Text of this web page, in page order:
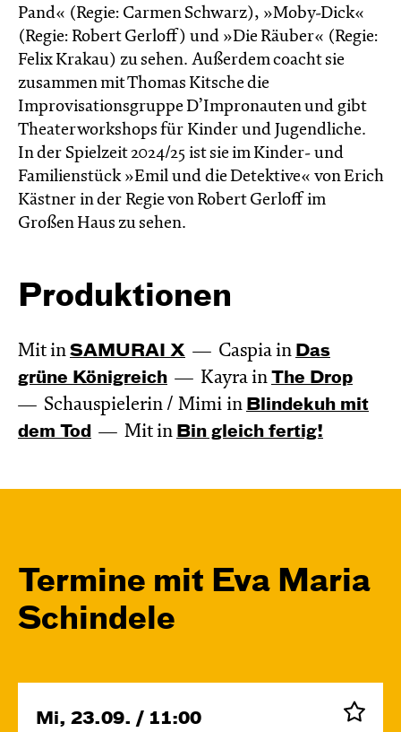
Pand« (Regie: Carmen Schwarz), »Moby-Dick«
(Regie: Robert Gerloff) und »Die Räuber« (Regie:
Felix Krakau) zu sehen. Außerdem coacht sie
zusammen mit Thomas Kitsche die
Improvisationsgruppe D’Impronauten und gibt
Theaterworkshops für Kinder und Jugendliche.
In der Spielzeit 2024/25 ist sie im Kinder- und
Familienstück »Emil und die Detektive« von Erich
Kästner in der Regie von Robert Gerloff im
Großen Haus zu sehen.
Produktionen
Mit in SAMURAI X Caspia in Das
grüne König­reich
Kayra in The Drop
Schauspielerin / Mimi in Blinde­kuh mit
dem Tod
Mit in Bin gleich fertig!
Termine mit Eva Maria
Schindele
Mi, 23.09. / 11:00